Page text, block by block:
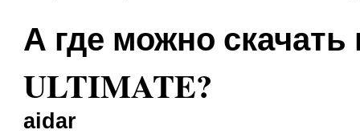
А где можно
ULTIMATE?
aidar